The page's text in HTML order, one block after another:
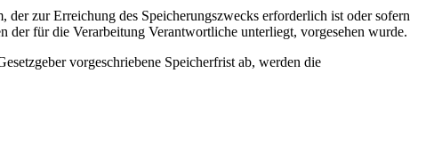
zur Erreichung des Speicherungszwecks erforderlich ist oder sofern
der für die Verarbeitung Verantwortliche unterliegt, vorgesehen wurde.
vorgeschriebene Speicherfrist ab, werden die